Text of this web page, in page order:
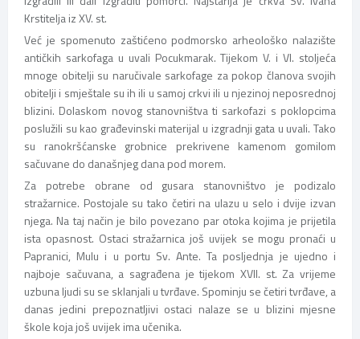
Krstitelja iz XV. st.
Već je spomenuto zaštićeno podmorsko arheološko nalazište
antičkih sarkofaga u uvali Pocukmarak. Tijekom V. i VI. stoljeća
mnoge obitelji su naručivale sarkofage za pokop članova svojih
obitelji i smještale su ih ili u samoj crkvi ili u njezinoj neposrednoj
blizini. Dolaskom novog stanovništva ti sarkofazi s poklopcima
poslužili su kao građevinski materijal u izgradnji gata u uvali. Tako
su ranokršćanske grobnice prekrivene kamenom gomilom
sačuvane do današnjeg dana pod morem.
Za potrebe obrane od gusara stanovništvo je podizalo
stražarnice. Postojale su tako četiri na ulazu u selo i dvije izvan
njega. Na taj način je bilo povezano par otoka kojima je prijetila
ista opasnost. Ostaci stražarnica još uvijek se mogu pronaći u
Papranici, Mulu i u portu Sv. Ante. Ta posljednja je ujedno i
najboje sačuvana, a sagrađena je tijekom XVII. st. Za vrijeme
uzbuna ljudi su se sklanjali u tvrđave. Spominju se četiri tvrđave, a
danas jedini prepoznatljivi ostaci nalaze se u blizini mjesne
škole koja još uvijek ima učenika.